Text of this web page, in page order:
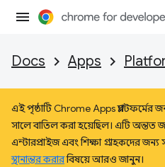
Docs Apps
এই পৃষ্ঠাটি Chrome Apps
সালে বাতিল করা হয়েছিল। এটি অন্তত
এন্টারপ্রাইজ এবং শিক্ষা গ্রাহকদের জন্য
স্থানান্তর করারবিষয়ে আরও জানুন।